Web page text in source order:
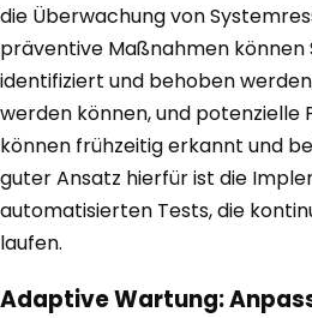
die Überwachung von
präventive Maßnahmen können
identifiziert und behoben
werden können, und
können frühzeitig erkannt und
guter Ansatz hierfür ist die
automatisierten Tests, die
laufen.
Adaptive Wartung: